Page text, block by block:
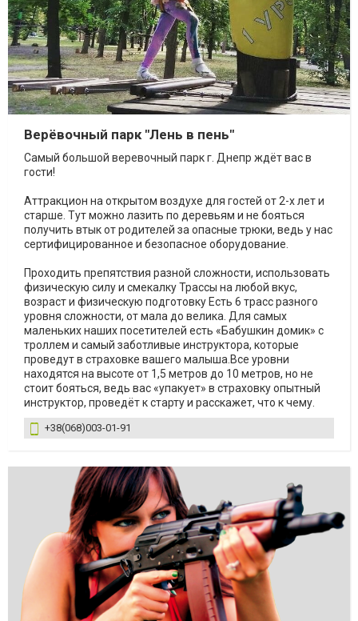
Верёвочный парк "Лень в пень"
Самый большой веревочный парк г. Днепр ждёт вас в
гости!
Аттракцион на открытом воздухе для гостей от 2-х лет и
старше. Тут можно лазить по деревьям и не бояться
получить втык от родителей за опасные трюки, ведь у нас
сертифицированное и безопасное оборудование.
Проходить препятствия разной сложности, использовать
физическую силу и смекалку Трассы на любой вкус,
возраст и физическую подготовку Есть 6 трасс разного
уровня сложности, от мала до велика. Для самых
маленьких наших посетителей есть «Бабушкин домик» с
троллем и самый заботливые инструктора, которые
проведут в страховке вашего малыша.Все уровни
находятся на высоте от 1,5 метров до 10 метров, но не
стоит бояться, ведь вас «упакует» в страховку опытный
инструктор, проведёт к старту и расскажет, что к чему.
+38(068)003-01-91